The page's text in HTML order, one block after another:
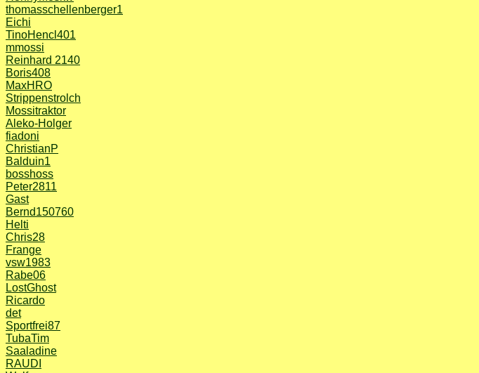
thomasschellenberger1
Eichi
TinoHencl401
mmossi
Reinhard 2140
Boris408
MaxHRO
Strippenstrolch
Mossitraktor
Aleko-Holger
fiadoni
ChristianP
Balduin1
bosshoss
Peter2811
Gast
Bernd150760
Helti
Chris28
Frange
vsw1983
Rabe06
LostGhost
Ricardo
det
Sportfrei87
TubaTim
Saaladine
RAUDI